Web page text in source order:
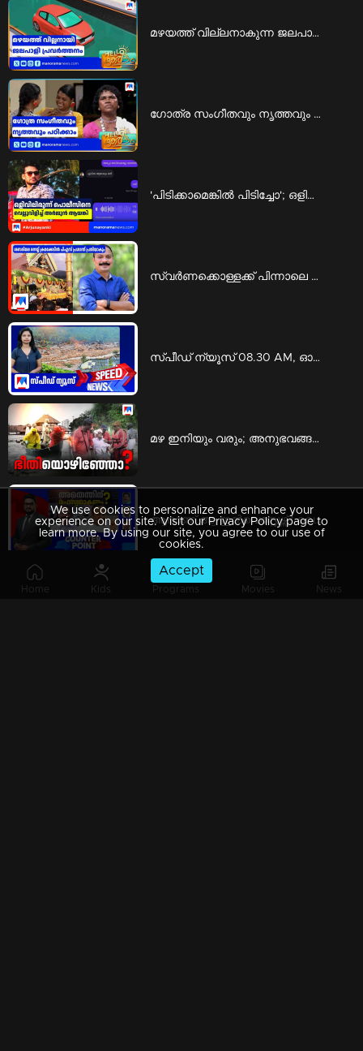
Home Kids Programs Movies News
മഴയത്ത് വില്ലനാകുന്ന ജലപാളി പ്രവര്‍ത്തനം; അപകടത്തില്‍ പെടാതിരിക്കാന്‍ എന്ത് ചെയ്യാം | Rain accidents
ഗോത്ര സംഗീതവും നൃത്തവും പഠിക്കാം; ‘കിര്‍ത്താഡ്സ് ’ ഒരുക്കുന്ന പരിശീലനം | KIRTADS
'പിടിക്കാമെങ്കിൽ പിടിച്ചോ'; ഒളിവിലിരുന്ന് പൊലീസിനെ വെല്ലുവിളിച്ച് അർജുൻ ആയങ്കി | Arjun ayanki
സ്വര്‍ണക്കൊള്ളക്ക് പിന്നാലെ ശബരിമല നെയ്യ് ക്രമക്കേടിലും പി.എസ്. പ്രശാന്ത് പ്രതിയാകും | ps prashanth
സ്പീഡ് ന്യൂസ് 08.30 AM, ഓഗസ്റ്റ് 06, 2026 | Speed News
മഴ ഇനിയും വരും; അനുഭവങ്ങളില്‍ നിന്ന് പാഠമുള്‍ക്കൊളളണ്ടേ? | Special Programs
ആരാണ് ആ ഇന്‍വെസ്റ്റേഴ്സ്? വെളിപ്പെടുത്താന്‍ മടിയെന്തിന്? | Counter point
We use cookies to personalize and enhance your
experience on our site. Visit our Privacy Policy page to
learn more. By using our site, you agree to our use of
cookies.
Accept